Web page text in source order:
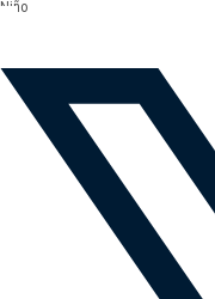
Niño